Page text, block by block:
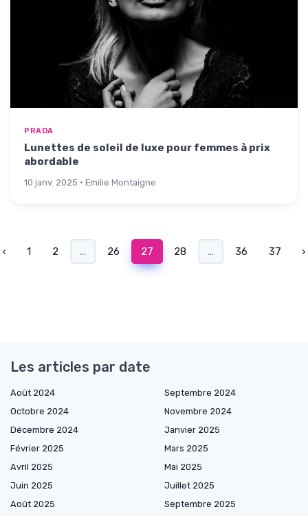
PRADA
Lunettes de soleil de luxe pour femmes à prix
abordable
10 janv. 2025 · Emilie Montaigne
‹ 1 2 ... 26 27 28 ... 36 37 ›
Les articles par date
Août 2024
Septembre 2024
Octobre 2024
Novembre 2024
Décembre 2024
Janvier 2025
Février 2025
Mars 2025
Avril 2025
Mai 2025
Juin 2025
Juillet 2025
Août 2025
Septembre 2025